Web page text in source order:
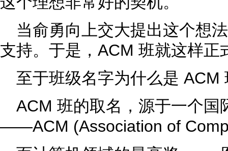
当俞勇向上交大提出这个想
支持。于是，ACM 班就这样正
至于班级名字为什么是 ACM
ACM 班的取名，源于一个国
——ACM (Association of